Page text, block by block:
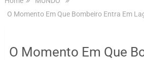
O Momento Em Que Bombeiro Entra Em
O Momento Em Que